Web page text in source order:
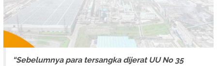
“Sebelumnya para tersangka dijerat UU No 35